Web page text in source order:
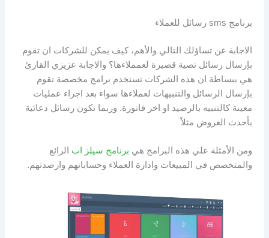
برنامج sms رسائل للعملاء
الاجابة عن تساؤلك التالي والأهم، كيف يمكن للشركات ان تقوم
بإرسال رسائل نصية قصيرة لعمملاءها؟ والاجابة عزيزي القارئ
هي ببساطة ان هذه الشركات تستخدم برامج مخصصة تقوم
بإرسال الرسائل والتنبيهات لعملاءها سواء بعد اجراء عمليات
معينة كالتنبيه بالرصيد او اخر فاتورة. وربما تكون رسائل دعائية
بأحدث العروض مثلاً
ومن الأمثلة علي هذه البرامج هي برنامج سيلز اب الرائع
والمتخصص في المبيعات وادارة العملاء وحساباتهم وارصدتهم.